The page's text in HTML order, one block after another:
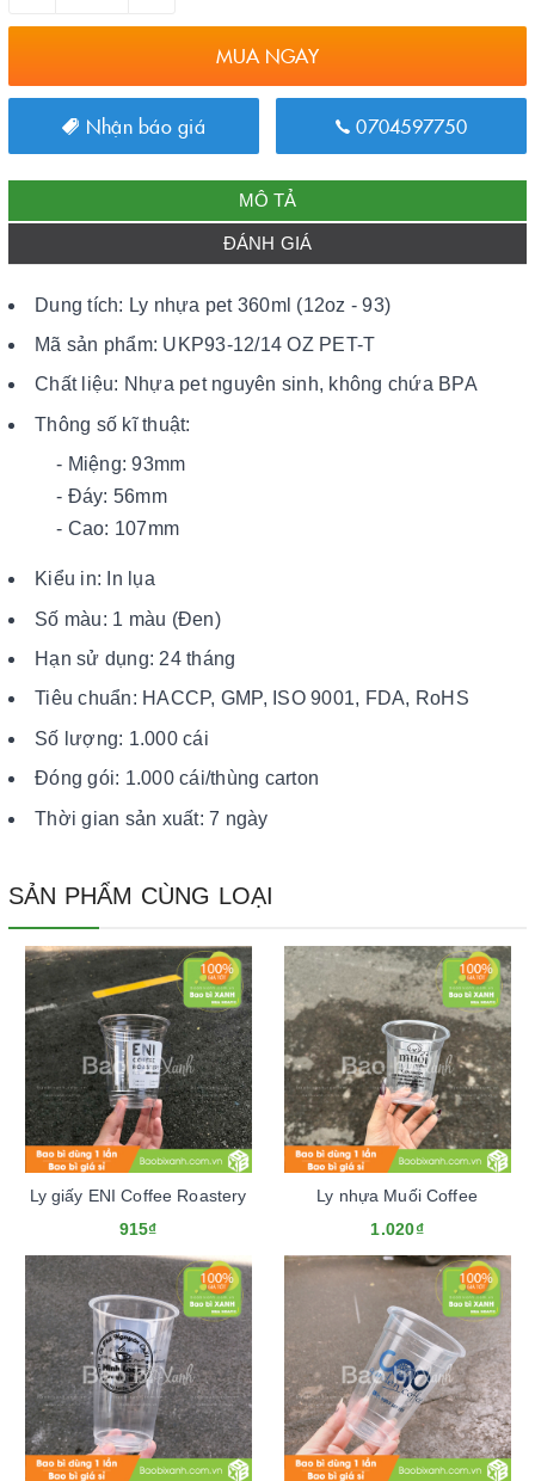
MUA NGAY
Nhận báo giá 0704597750
MÔ TẢ
ĐÁNH GIÁ
Dung tích: Ly nhựa pet 360ml (12oz - 93)
Mã sản phẩm: UKP93-12/14 OZ PET-T
Chất liệu: Nhựa pet nguyên sinh, không chứa BPA
Thông số kĩ thuật:
- Miệng: 93mm
- Đáy: 56mm
- Cao: 107mm
Kiểu in: In lụa
Số màu: 1 màu (Đen)
Hạn sử dụng: 24 tháng
Tiêu chuẩn: HACCP, GMP, ISO 9001, FDA, RoHS
Số lượng: 1.000 cái
Đóng gói: 1.000 cái/thùng carton
Thời gian sản xuất: 7 ngày
SẢN PHẨM CÙNG LOẠI
Ly giấy ENI Coffee Roastery
915₫
Ly nhựa Muối Coffee
1.020₫